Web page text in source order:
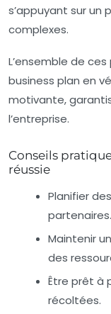
s’appuyant sur un
complexes.
L’ensemble de
business plan en
motivante,
l’entreprise.
Conseils
réussie
Planifier
partenaires.
Maintenir
des
Être prêt à
récoltées.